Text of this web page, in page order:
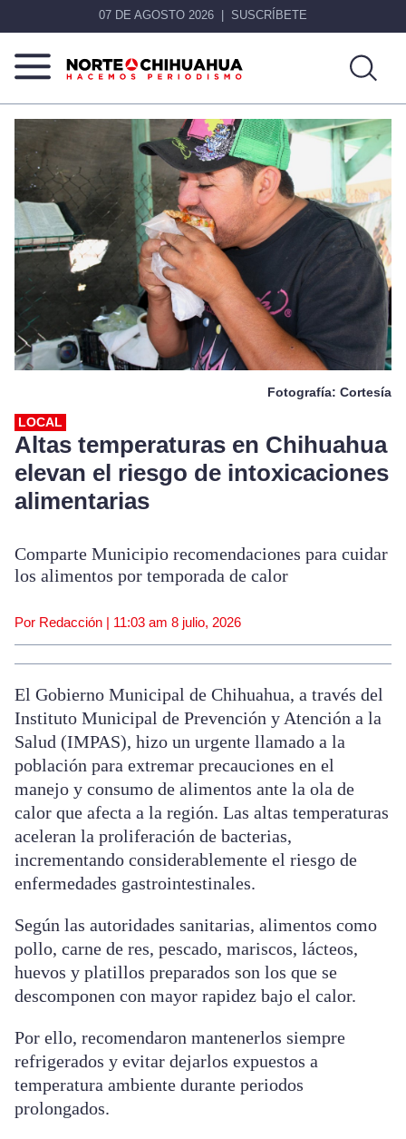
07 DE AGOSTO 2026 SUSCRÍBETE
Norte
Chihuahua
Más
noticias,
hacemos periodismo
Fotografía: Cortesía
LOCAL
Altas temperaturas en Chihuahua
elevan el riesgo de intoxicaciones
alimentarias
Comparte Municipio recomendaciones para cuidar
los alimentos por temporada de calor
Por Redacción | 11:03 am 8 julio, 2026
El Gobierno Municipal de Chihuahua, a través del
Instituto Municipal de Prevención y Atención a la
Salud (IMPAS), hizo un urgente llamado a la
población para extremar precauciones en el
manejo y consumo de alimentos ante la ola de
calor que afecta a la región. Las altas temperaturas
aceleran la proliferación de bacterias,
incrementando considerablemente el riesgo de
enfermedades gastrointestinales.
Según las autoridades sanitarias, alimentos como
pollo, carne de res, pescado, mariscos, lácteos,
huevos y platillos preparados son los que se
descomponen con mayor rapidez bajo el calor.
Por ello, recomendaron mantenerlos siempre
refrigerados y evitar dejarlos expuestos a
temperatura ambiente durante periodos
prolongados.